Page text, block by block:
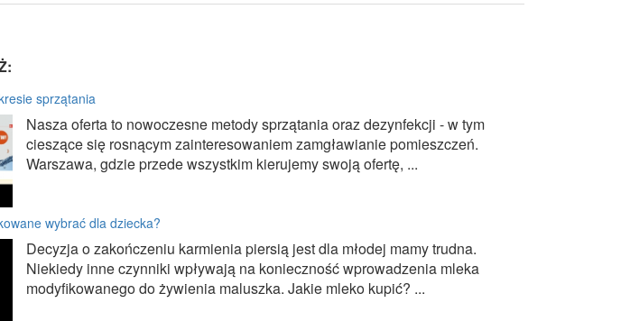
sprzątania
Nasza oferta to nowoczesne metody sprzątania oraz dezynfekcji - w tym
cieszące się rosnącym zainteresowaniem zamgławianie pomieszczeń.
Warszawa, gdzie przede wszystkim kierujemy swoją ofertę, ...
wybrać dla dziecka?
Decyzja o zakończeniu karmienia piersią jest dla młodej mamy trudna.
Niekiedy inne czynniki wpływają na konieczność wprowadzenia mleka
modyfikowanego do żywienia maluszka. Jakie mleko kupić? ...